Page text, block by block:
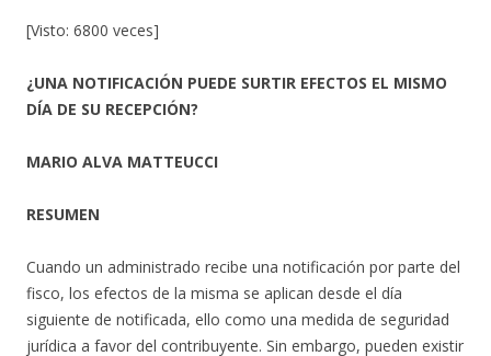
[Visto: 6800 veces]
¿UNA NOTIFICACIÓN PUEDE SURTIR EFECTOS EL MISMO
DÍA DE SU RECEPCIÓN?
MARIO ALVA MATTEUCCI
RESUMEN
Cuando un administrado recibe una notificación por parte del
fisco, los efectos de la misma se aplican desde el día
siguiente de notificada, ello como una medida de seguridad
jurídica a favor del contribuyente. Sin embargo, pueden existir